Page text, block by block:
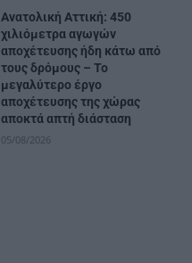
Ανατολική Αττική: 450
χιλιόμετρα αγωγών
αποχέτευσης ήδη κάτω από
τους δρόμους – Το
μεγαλύτερο έργο
αποχέτευσης της χώρας
αποκτά απτή διάσταση
05/08/2026